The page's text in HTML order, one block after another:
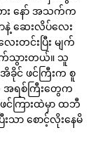
း နော် အသက်က
ဆေးလိပ်လေး
းတင်းပြီး မျက်
က်သွားတယ်။ သူ
င် ဖင်ကြီးက စူ
အရစ်ကြီးတွေက
ကြားထဲမှာ ထဘီ
သာ စောင့်လိုးနေမိ